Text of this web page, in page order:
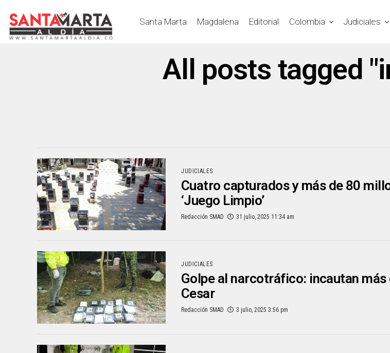
Santa Marta Magdalena Editorial Colombia Judiciales
All posts tagged
JUDICIALES
Cuatro capturados y más de 80
‘Juego Limpio’
Redacción SMAD 31 julio, 2025 11:34 am
JUDICIALES
Golpe al narcotráfico: incautan
Cesar
Redacción SMAD 3 julio, 2025 3:56 pm